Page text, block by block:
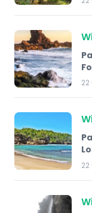
22
22